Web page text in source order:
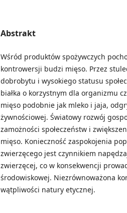
Abstrakt
Wśród produktów spożywczych
kontrowersji budzi mięso. Przez
dobrobytu i wysokiego statusu
białka o korzystnym dla organizmu
mięso podobnie jak mleko i jaja,
żywnościowej. Światowy rozwój
zamożności społeczeństw i
mięso. Konieczność zaspokojenia
zwierzęcego jest czynnikiem
zwierzęcej, co w konsekwencji
środowiskowej. Niezrównoważona
wątpliwości natury etycznej.